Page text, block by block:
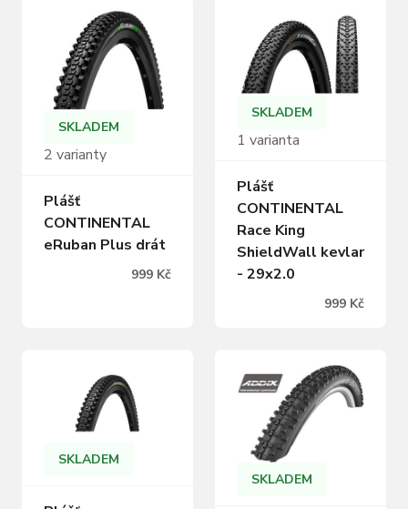
SKLADEM
2 varianty
Plášť
CONTINENTAL
eRuban Plus drát
999 Kč
SKLADEM
1 varianta
Plášť
CONTINENTAL
Race King
ShieldWall kevlar
- 29x2.0
999 Kč
SKLADEM
SKLADEM